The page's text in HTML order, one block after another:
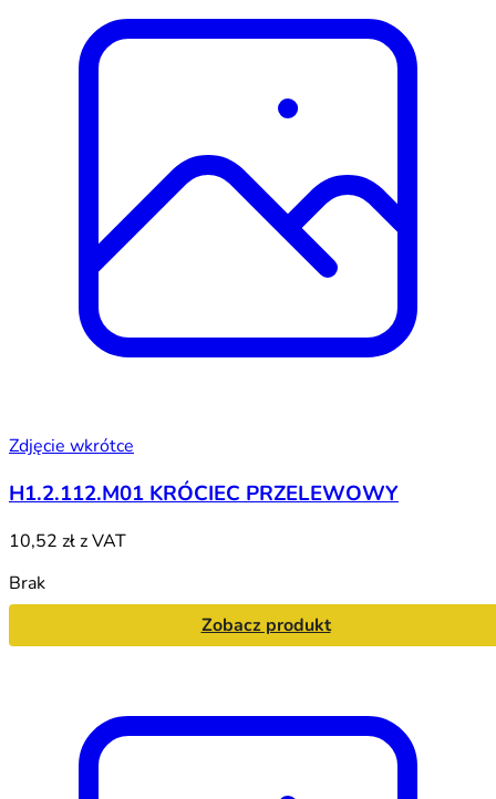
Zdjęcie wkrótce
H1.2.112.M01 KRÓCIEC PRZELEWOWY
10,52 złz VAT
Brak
Zobacz produkt